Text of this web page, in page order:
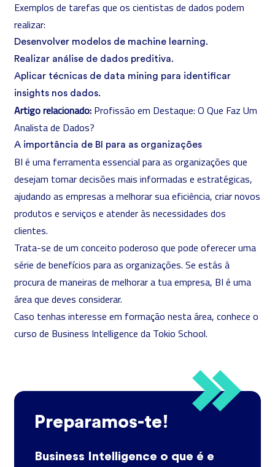
Exemplos de tarefas que os cientistas de dados podem
realizar:
Desenvolver modelos de machine learning.
Realizar análise de dados preditiva.
Aplicar técnicas de data mining para identificar
insights nos dados.
Artigo relacionado: Profissão em Destaque: O Que Faz Um
Analista de Dados?
A importância de BI para as organizações
BI é uma ferramenta essencial para as organizações que
desejam tomar decisões mais informadas e estratégicas,
ajudando as empresas a melhorar sua eficiência, criar novos
produtos e serviços e atender às necessidades dos
clientes.
Trata-se de um conceito poderoso que pode oferecer uma
série de benefícios para as organizações. Se estás à
procura de maneiras de melhorar a tua empresa, BI é uma
área que deves considerar.
Caso tenhas interesse em formação nesta área, conhece o
curso de Business Intelligence da Tokio School.
Preparamos-te!
Business Intelligence o que é e